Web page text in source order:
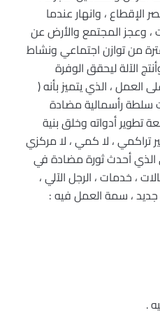
، وانهار عندما
وعجز المجتمع والأرض عن
من توازن اجتماعي ونشاط
الآلة ليحقق الوفرة
العمل ، الذي يتميز بأنه (
رأسمالية مضادة
تطوير أدواته وخلق بنية
، لا كمي ، لا مركزي
الذي أحدث ثورة مضادة في
، خدمات ، الرجل الآلي ،
، سمة العمل فيه :
.